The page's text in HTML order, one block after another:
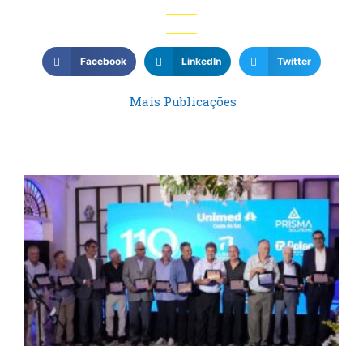
Facebook LinkedIn Twitter
Mais Publicações